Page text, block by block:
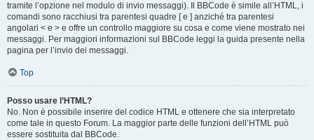
tramite l’opzione nel modulo di invio messaggi). Il BBCode è simile all’HTML, i
comandi sono racchiusi tra parentesi quadre [ e ] anziché tra parentesi
angolari < e > e offre un controllo maggiore su cosa e come viene mostrato nei
messaggi. Per maggiori informazioni sul BBCode leggi la guida presente nella
pagina per l’invio dei messaggi.
Top
Posso usare l’HTML?
No. Non è possibile inserire del codice HTML e ottenere che sia interpretato
come tale in questo Forum. La maggior parte delle funzioni dell’HTML può
essere sostituita dal BBCode.